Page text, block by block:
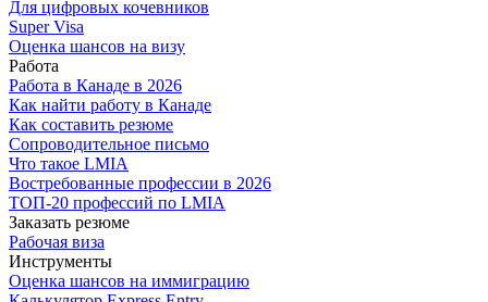
Для цифровых кочевников
Super Visa
Оценка шансов на визу
Работа
Работа в Канаде в 2026
Как найти работу в Канаде
Как составить резюме
Сопроводительное письмо
Что такое LMIA
Востребованные профессии в 2026
ТОП-20 профессий по LMIA
Заказать резюме
Рабочая виза
Инструменты
Оценка шансов на иммиграцию